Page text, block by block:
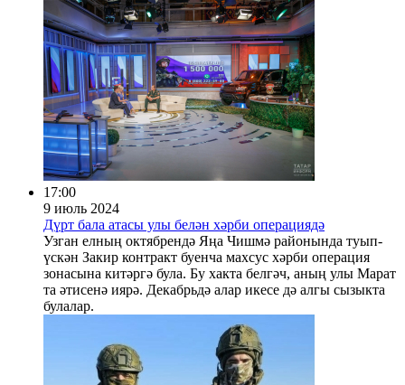
17:00
9 июль 2024
Дүрт бала атасы улы белән хәрби операциядә
Узган елның октябрендә Яңа Чишмә районында туып-
үскән Закир контракт буенча махсус хәрби операция
зонасына китәргә була. Бу хакта белгәч, аның улы Марат
та әтисенә иярә. Декабрьдә алар икесе дә алгы сызыкта
булалар.